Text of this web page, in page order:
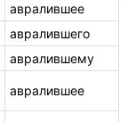
авралившее
авралившего
авралившему
авралившее